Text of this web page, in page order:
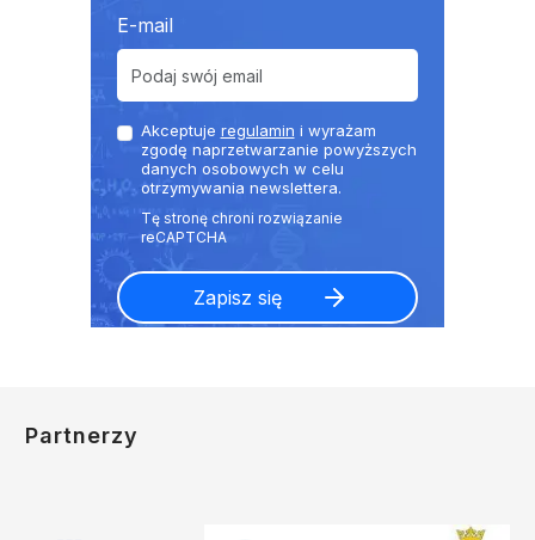
E-mail
Akceptuje regulamin i wyrażam
zgodę naprzetwarzanie powyższych
danych osobowych w celu
otrzymywania newslettera.
Partnerzy